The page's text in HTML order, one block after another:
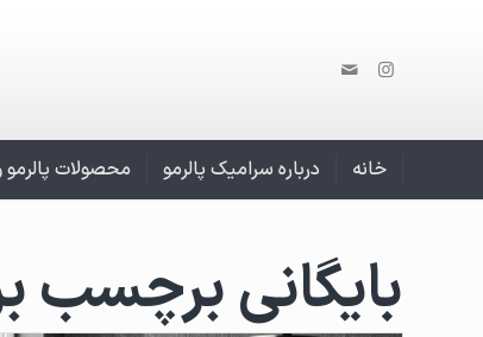
خانه درباره سرامیک پالرمو محصولات پالرمو
بایگانی برچسب